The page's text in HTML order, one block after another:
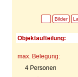
Bilder
Objektaufteilung:
max. Belegung:
4 Personen